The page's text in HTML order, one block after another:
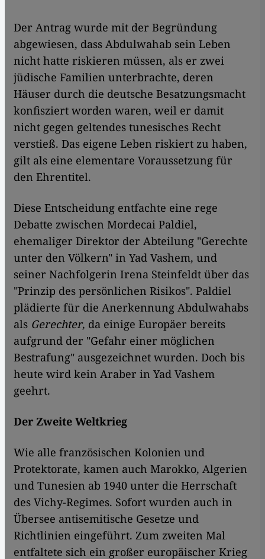
Der Antrag wurde mit der Begründung
abgewiesen, dass Abdulwahab sein Leben
nicht hatte riskieren müssen, als er zwei
jüdische Familien unterbrachte, deren
Häuser durch die deutsche Besatzungsmacht
konfisziert worden waren, weil er damit
nicht gegen geltendes tunesisches Recht
verstieß. Das eigene Leben riskiert zu haben,
gilt als eine elementare Voraussetzung für
den Ehrentitel.
Diese Entscheidung entfachte eine rege
Debatte zwischen Mordecai Paldiel,
ehemaliger Direktor der Abteilung "Gerechte
unter den Völkern" in Yad Vashem, und
seiner Nachfolgerin Irena Steinfeldt über das
"Prinzip des persönlichen Risikos". Paldiel
plädierte für die Anerkennung Abdulwahabs
als Gerechter, da einige Europäer bereits
aufgrund der "Gefahr einer möglichen
Bestrafung" ausgezeichnet wurden. Doch bis
heute wird kein Araber in Yad Vashem
geehrt.
Der Zweite Weltkrieg
Wie alle französischen Kolonien und
Protektorate, kamen auch Marokko, Algerien
und Tunesien ab 1940 unter die Herrschaft
des Vichy-Regimes. Sofort wurden auch in
Übersee antisemitische Gesetze und
Richtlinien eingeführt. Zum zweiten Mal
entfaltete sich ein großer europäischer Krieg